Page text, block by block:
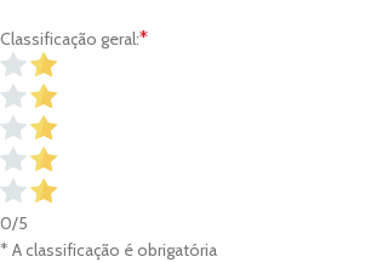
Classificação geral:*
0/5
* A classificação é obrigatória